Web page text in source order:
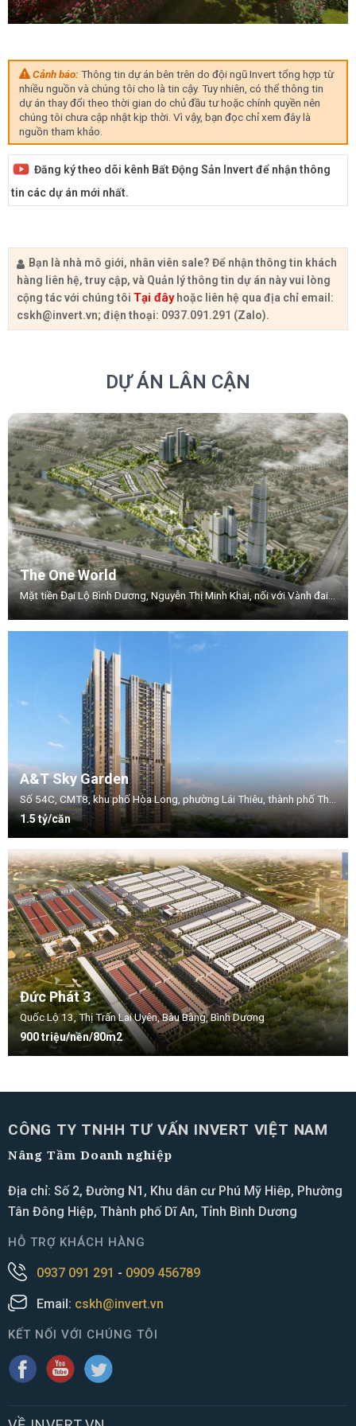
Cảnh báo:Thông tin dự án bên trên do đội ngũ Invert tổng hợp từ
nhiều nguồn và chúng tôi cho là tin cậy. Tuy nhiên, có thể thông tin
dự án thay đổi theo thời gian do chủ đầu tư hoặc chính quyền nên
chúng tôi chưa cập nhật kịp thời. Vì vậy, bạn đọc chỉ xem đây là
nguồn tham khảo.
Đăng ký theo dõi kênh Bất Động Sản Invert để nhận thông
tin các dự án mới nhất.
Bạn là nhà mô giới, nhân viên sale? Để nhận thông tin khách
hàng liên hệ, truy cập, và Quản lý thông tin dự án này vui lòng
cộng tác với chúng tôi Tại đâyhoặc liên hệ qua địa chỉ email:
cskh@invert.vn; điện thoại: 0937.091.291 (Zalo).
DỰ ÁN LÂN CẬN
The One World
Mặt tiền Đại Lộ Bình Dương, Nguyễn Thị Minh Khai, nối với Vành đai 3, Phường .Thuận Giao, TP.Thuận An, Tỉnh Bình Dương.
A&T Sky Garden
Số 54C, CMT8, khu phố Hòa Long, phường Lái Thiêu, thành phố Thuận An, tỉnh Bình Dương.
1.5 tỷ/căn
Đức Phát 3
Quốc Lộ 13, Thị Trấn Lai Uyên, Bàu Bàng, Bình Dương
900 triệu/nền/80m2
CÔNG TY TNHH TƯ VẤN INVERT VIỆT NAM
Nâng Tầm Doanh nghiệp
Địa chỉ: Số 2, Đường N1, Khu dân cư Phú Mỹ Hiêp, Phường
Tân Đông Hiệp, Thành phố Dĩ An, Tỉnh Bình Dương
HỖ TRỢ KHÁCH HÀNG
0937 091 291 - 0909 456789
Email: cskh@invert.vn
KẾT NỐI VỚI CHÚNG TÔI